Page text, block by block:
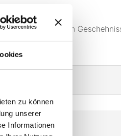
zu können
unserer
Informationen
die spannenden